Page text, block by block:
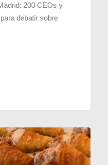
200 CEOs y
debatir sobre